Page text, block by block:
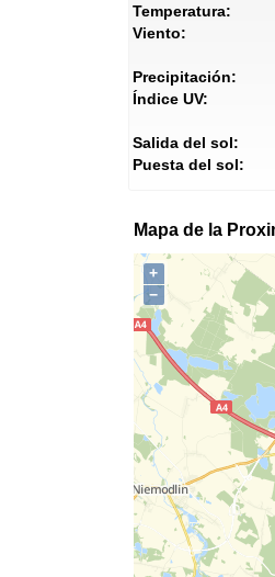
Temperatura:
Viento:
Precipitación:
Índice UV:
Salida del sol:
Puesta del sol:
Mapa de la
+
−